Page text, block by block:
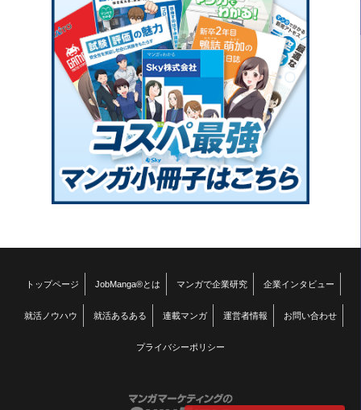
トップページ JobManga®とは マンガで企業研究 企業インタビュー
就活ノウハウ 就活あるある 連載マンガ 運営者情報 お問い合わせ
プライバシーポリシー